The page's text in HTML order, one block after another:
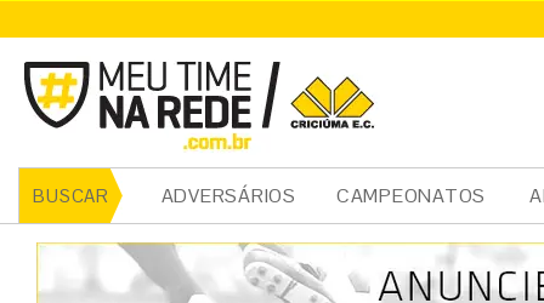
BUSCAR ADVERSÁRIOS CAMPEONATOS